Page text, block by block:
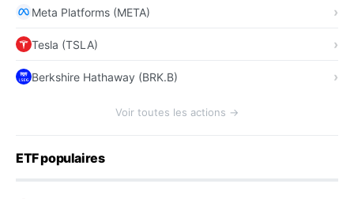
Meta Platforms (META)
Tesla (TSLA)
Berkshire Hathaway (BRK.B)
Voir toutes les actions →
ETF populaires